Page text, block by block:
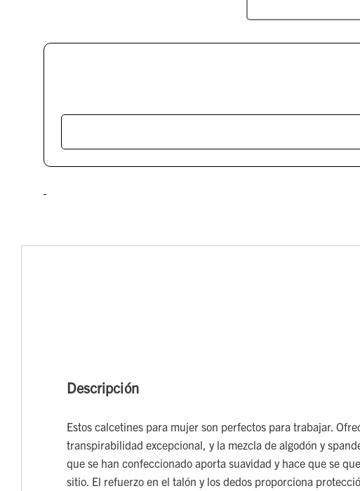
Descripción
Estos calcetines para mujer son perfectos para trabajar.
transpirabilidad excepcional, y la mezcla de algodón y
que se han confeccionado aporta suavidad y hace que se
sitio. El refuerzo en el talón y los dedos proporciona